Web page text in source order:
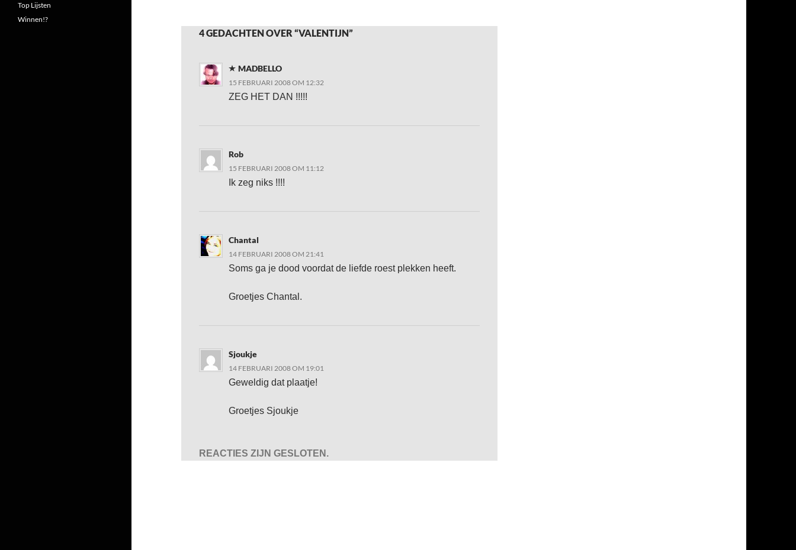
4 GEDACHTEN OVER “VALENTIJN”
MADBELLO
15 FEBRUARI 2008 OM 12:32
ZEG HET DAN !!!!!
Rob
15 FEBRUARI 2008 OM 11:12
Ik zeg niks !!!!
Chantal
14 FEBRUARI 2008 OM 21:41
Soms ga je dood voordat de liefde roest plekken heeft.
Groetjes Chantal.
Sjoukje
14 FEBRUARI 2008 OM 19:01
Geweldig dat plaatje!
Groetjes Sjoukje
REACTIES ZIJN GESLOTEN.
Top Lijsten
Winnen!?